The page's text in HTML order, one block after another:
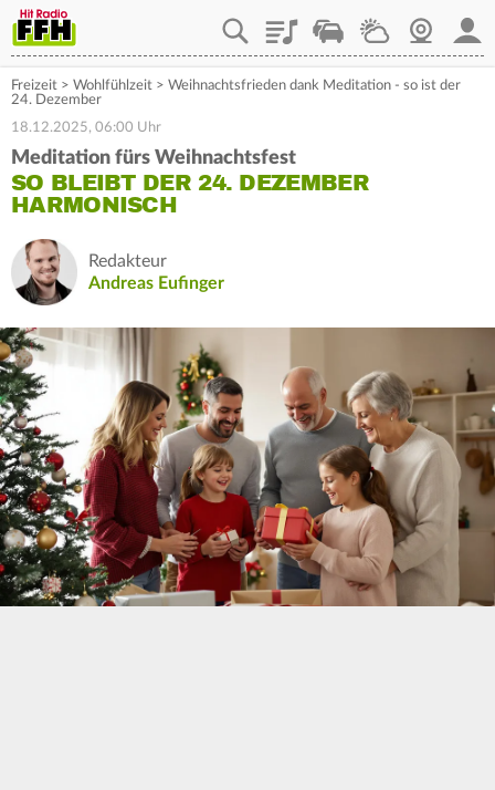
PlaylistStaupilotWetterWebcam
Freizeit > Wohlfühlzeit > Weihnachtsfrieden dank Meditation - so ist der
24. Dezember
18.12.2025, 06:00 Uhr
Meditation fürs Weihnachtsfest
SO BLEIBT DER 24. DEZEMBER
HARMONISCH
Redakteur
Andreas Eufinger